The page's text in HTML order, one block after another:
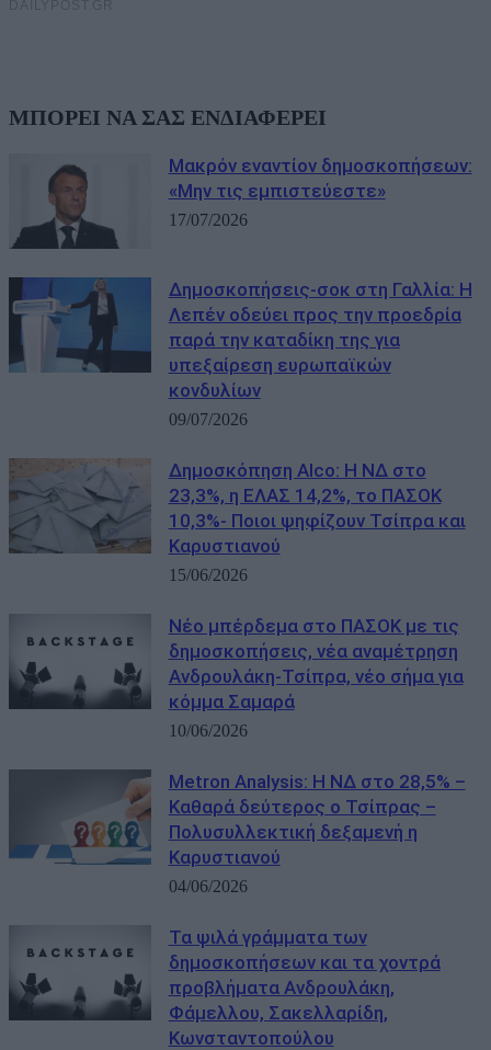
ΜΠΟΡΕΙ ΝΑ ΣΑΣ ΕΝΔΙΑΦΕΡΕΙ
Μακρόν εναντίον δημοσκοπήσεων:
«Μην τις εμπιστεύεστε»
17/07/2026
Δημοσκοπήσεις-σοκ στη Γαλλία: Η
Λεπέν οδεύει προς την προεδρία
παρά την καταδίκη της για
υπεξαίρεση ευρωπαϊκών
κονδυλίων
09/07/2026
Δημοσκόπηση Alco: Η ΝΔ στο
23,3%, η ΕΛΑΣ 14,2%, το ΠΑΣΟΚ
10,3%- Ποιοι ψηφίζουν Τσίπρα και
Καρυστιανού
15/06/2026
Νέο μπέρδεμα στο ΠΑΣΟΚ με τις
δημοσκοπήσεις, νέα αναμέτρηση
Ανδρουλάκη-Τσίπρα, νέο σήμα για
κόμμα Σαμαρά
10/06/2026
Metron Analysis: Η ΝΔ στο 28,5% –
Καθαρά δεύτερος ο Τσίπρας –
Πολυσυλλεκτική δεξαμενή η
Καρυστιανού
04/06/2026
Τα ψιλά γράμματα των
δημοσκοπήσεων και τα χοντρά
προβλήματα Ανδρουλάκη,
Φάμελλου, Σακελλαρίδη,
Κωνσταντοπούλου